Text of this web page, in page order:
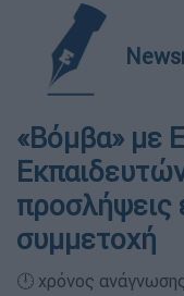
«Βόμβα» με
προσλήψεις
συμμετοχή
🕛 χρόνος